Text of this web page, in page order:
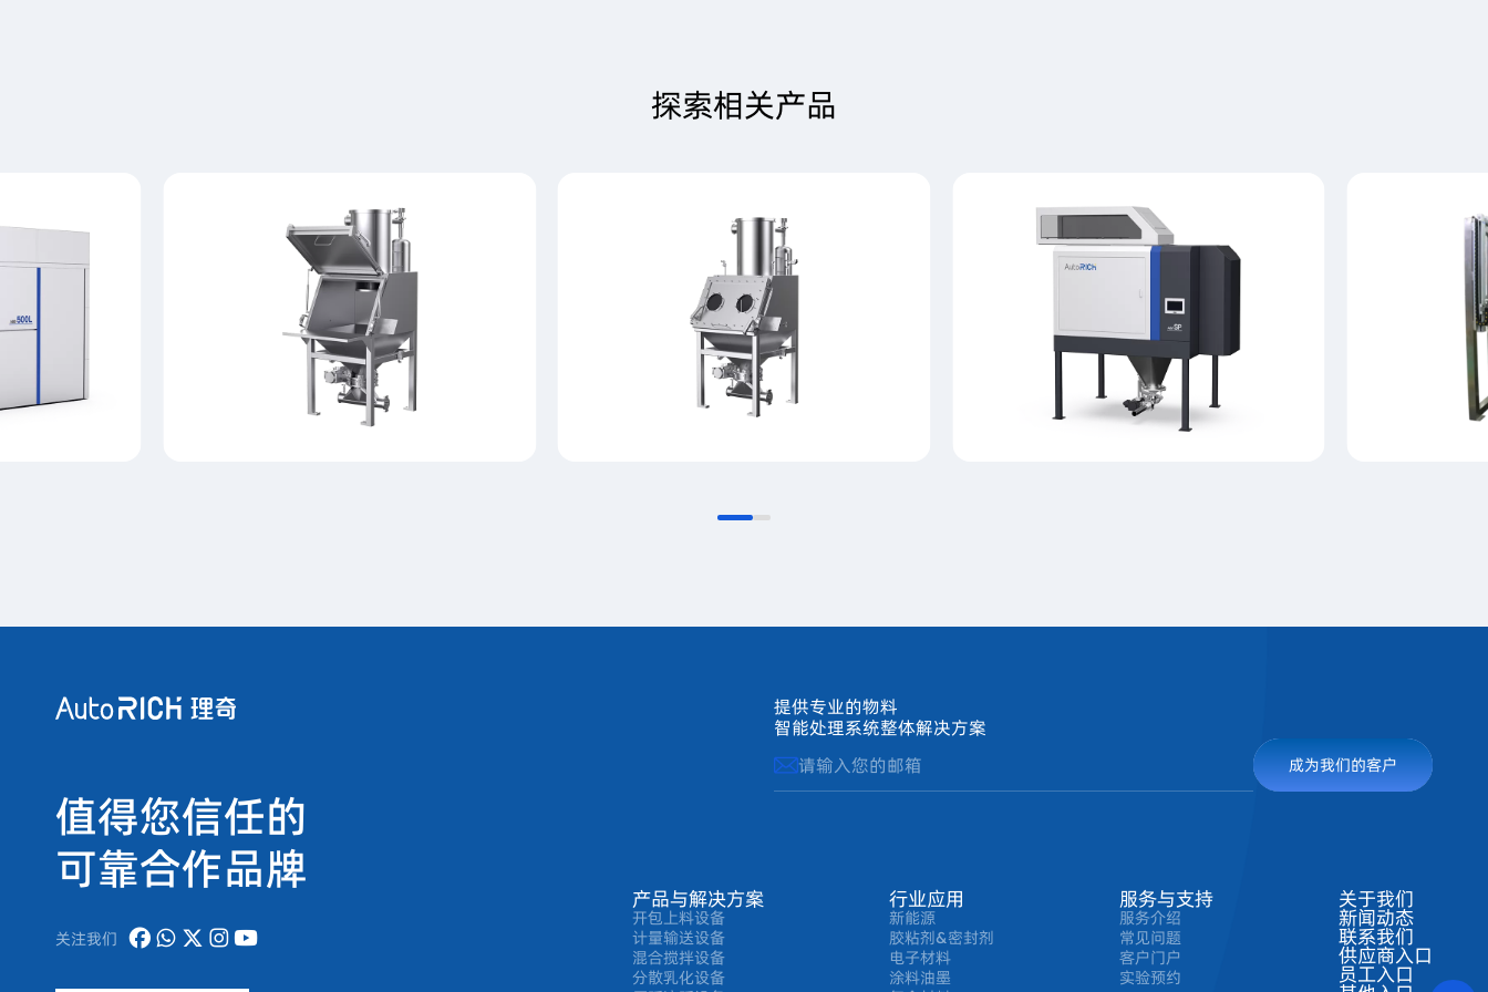
探索相关产品
值得您信任的
可靠合作品牌
关注我们
提供专业的物料
智能处理系统整体解决方案
成为我们的客户
产品与解决方案
开包上料设备
计量输送设备
混合搅拌设备
分散乳化设备
行业应用
新能源
胶粘剂&密封剂
电子材料
涂料油墨
服务与支持
服务介绍
常见问题
客户门户
实验预约
关于我们
新闻动态
联系我们
供应商入口
员工入口
联系方式